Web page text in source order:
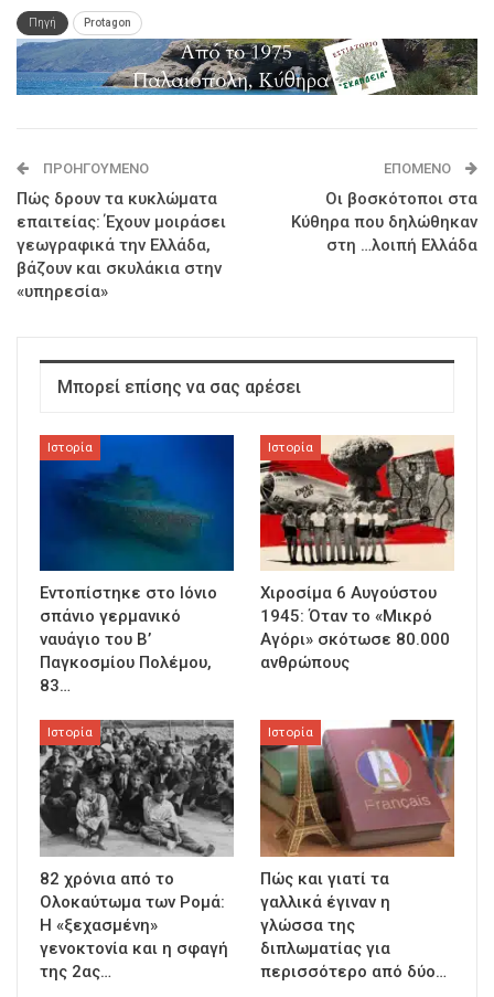
Πηγή Protagon
ΠΡΟΗΓΟΎΜΕΝΟ
Πώς δρουν τα κυκλώματα
επαιτείας: Έχουν μοιράσει
γεωγραφικά την Ελλάδα,
βάζουν και σκυλάκια στην
«υπηρεσία»
ΕΠΌΜΕΝΟ
Οι βοσκότοποι στα
Κύθηρα που δηλώθηκαν
στη …λοιπή Ελλάδα
Μπορεί επίσης να σας αρέσει
Ιστορία
Εντοπίστηκε στο Ιόνιο
σπάνιο γερμανικό
ναυάγιο του Β’
Παγκοσμίου Πολέμου,
83…
Ιστορία
Χιροσίμα 6 Αυγούστου
1945: Όταν το «Μικρό
Αγόρι» σκότωσε 80.000
ανθρώπους
Ιστορία
82 χρόνια από το
Ολοκαύτωμα των Ρομά:
Η «ξεχασμένη»
γενοκτονία και η σφαγή
της 2ας…
Ιστορία
Πώς και γιατί τα
γαλλικά έγιναν η
γλώσσα της
διπλωματίας για
περισσότερο από δύο…